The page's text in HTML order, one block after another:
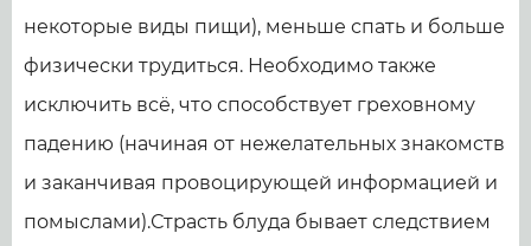
некоторые виды пищи), меньше спать и больше
физически трудиться. Необходимо также
исключить всё, что способствует греховному
падению (начиная от нежелательных знакомств
и заканчивая провоцирующей информацией и
помыслами).Страсть блуда бывает следствием